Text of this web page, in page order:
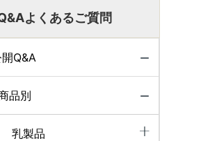
よくあるご質問
Q&A
品別
乳製品